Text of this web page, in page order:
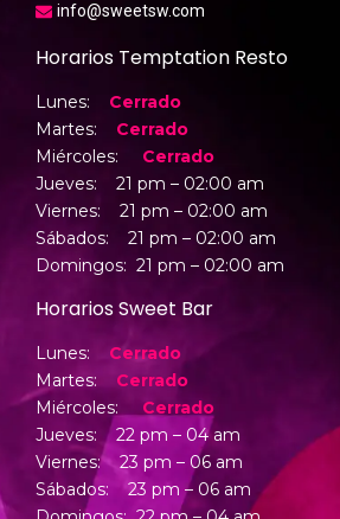
info@sweetsw.com
Horarios Temptation Resto
Lunes: Cerrado
Martes: Cerrado
Miércoles: Cerrado
Jueves: 21 pm – 02:00 am
Viernes: 21 pm – 02:00 am
Sábados: 21 pm – 02:00 am
Domingos: 21 pm – 02:00 am
Horarios Sweet Bar
Lunes: Cerrado
Martes: Cerrado
Miércoles: Cerrado
Jueves: 22 pm – 04 am
Viernes: 23 pm – 06 am
Sábados: 23 pm – 06 am